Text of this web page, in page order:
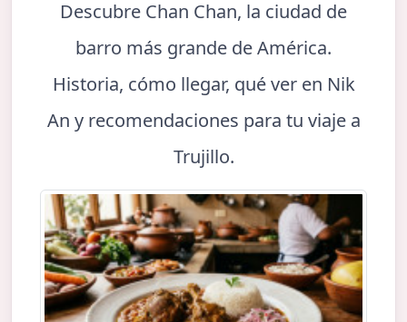
Descubre Chan Chan, la ciudad de
barro más grande de América.
Historia, cómo llegar, qué ver en Nik
An y recomendaciones para tu viaje a
Trujillo.